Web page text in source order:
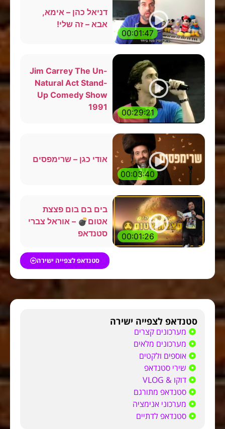
00:01:47
דניאל כהן – אימא,
אבא – זה שלי!
00:29:21
Jim Carrey The Un-
Natural Act Stand-
Up Comedy Show
1991
00:03:40
אודי כגן – שרימפסים
00:01:26
בים בם בום פצצת
אטום💣 – אוראל צברי
סטנדאפ
סטנדאפ לצפייה ישירה
סטנדאפ לצפייה ישירה
מערכונים קצרים
מערכונים מלאים
אוספים ולקטים
שירי סטנדאפ
דוקו & VLOG
סטנדאפ מתורגם
מערכוני אנימציה
סטנדאפ לדתיים